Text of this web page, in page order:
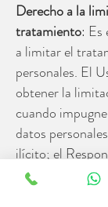
Derecho a la
tratamiento: Es
a limitar el
personales. El
obtener la
cuando
datos
ilícito; el
ya no necesite